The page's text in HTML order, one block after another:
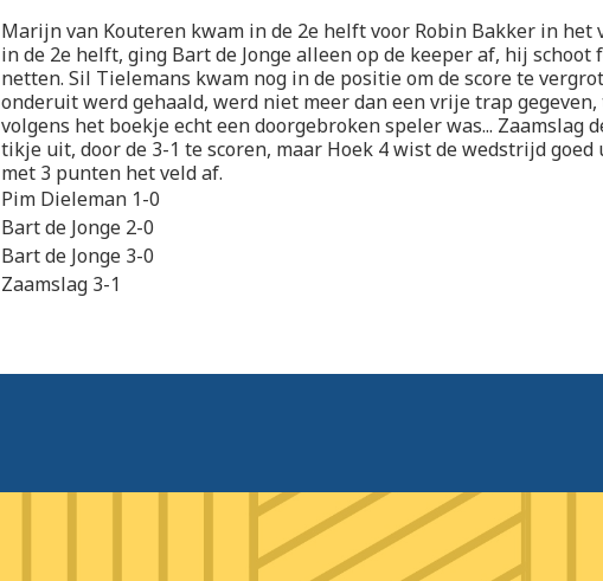
Marijn van Kouteren kwam in de 2e helft voor Robin Bakker in het
in de 2e helft, ging Bart de Jonge alleen op de keeper af, hij schoot
netten. Sil Tielemans kwam nog in de positie om de score te
onderuit werd gehaald, werd niet meer dan een vrije trap
volgens het boekje echt een doorgebroken speler was... Zaamslag
tikje uit, door de 3-1 te scoren, maar Hoek 4 wist de wedstrijd
met 3 punten het veld af.
Pim Dieleman 1-0
Bart de Jonge 2-0
Bart de Jonge 3-0
Zaamslag 3-1